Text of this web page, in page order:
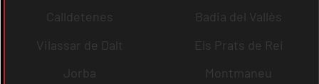
Calldetenes
Badia del Vallès
Vilassar de Dalt
Els Prats de Rei
Jorba
Montmaneu